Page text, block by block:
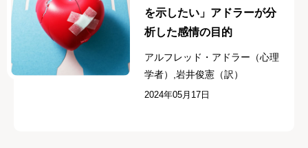
を示したい」アドラーが分
析した感情の目的
アルフレッド・アドラー（心理
学者）,岩井俊憲（訳）
2024年05月17日